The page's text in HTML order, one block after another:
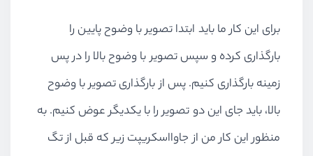
برای این کار ما باید ابتدا تصویر با وضوح پایین را
بارگذاری کرده و سپس تصویر با وضوح بالا را در پس
زمینه بارگذاری کنیم. پس از بارگذاری تصویر با وضوح
بالا، باید جای این دو تصویر را با یکدیگر عوض کنیم. به
منظور این کار من از جاوااسکریپت زیر که قبل از تگ